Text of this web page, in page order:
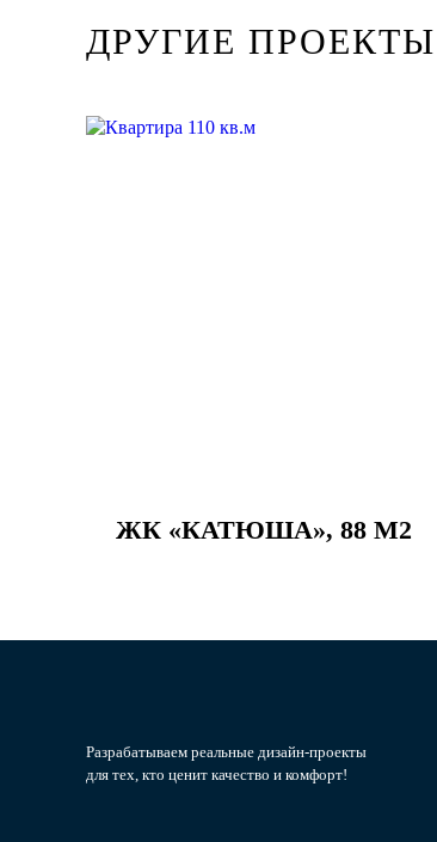
ДРУГИЕ ПРОЕКТЫ
ЖК «КАТЮША», 88 М2
Разрабатываем реальные дизайн-проекты
для тех, кто ценит качество и комфорт!